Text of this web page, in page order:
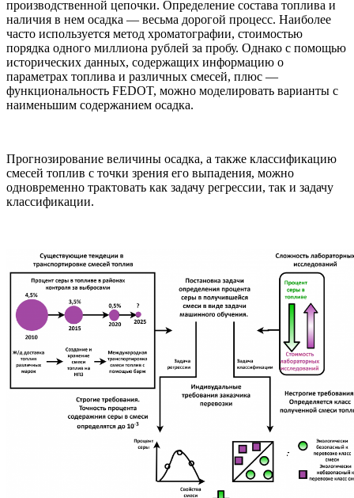
производственной цепочки. Определение состава топлива и
наличия в нем осадка — весьма дорогой процесс. Наиболее
часто используется метод хроматографии, стоимостью
порядка одного миллиона рублей за пробу. Однако с помощью
исторических данных, содержащих информацию о
параметрах топлива и различных смесей, плюс —
функциональность FEDOT, можно моделировать варианты с
наименьшим содержанием осадка.
Прогнозирование величины осадка, а также классификацию
смесей топлив с точки зрения его выпадения, можно
одновременно трактовать как задачу регрессии, так и задачу
классификации.